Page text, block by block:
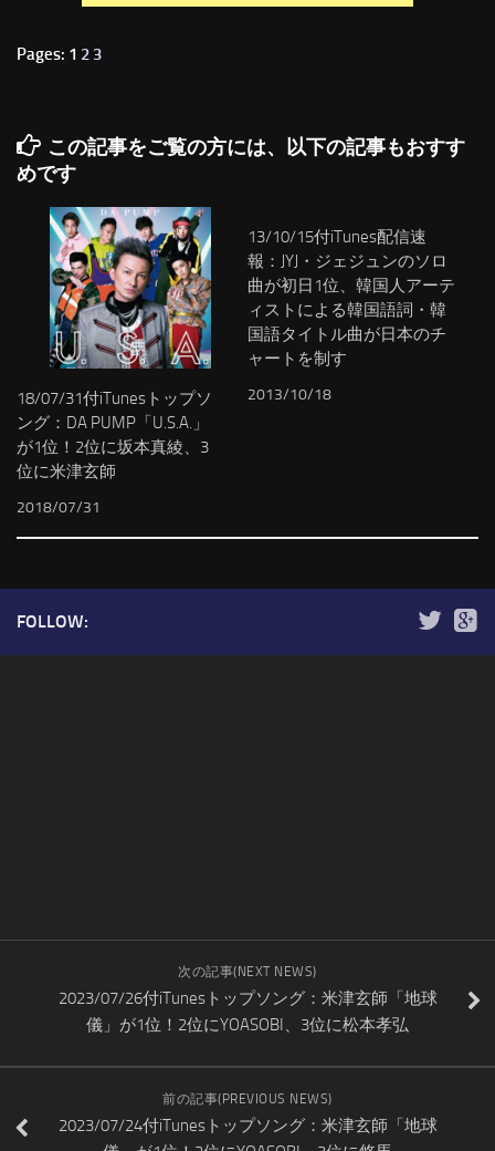
Pages: 1 2 3
この記事をご覧の方には、以下の記事もおすす
めです
18/07/31付iTunesトップソ
ング：DA PUMP「U.S.A.」
が1位！2位に坂本真綾、3
位に米津玄師
2018/07/31
13/10/15付iTunes配信速
報：JYJ・ジェジュンのソロ
曲が初日1位、韓国人アーテ
ィストによる韓国語詞・韓
国語タイトル曲が日本のチ
ャートを制す
2013/10/18
FOLLOW:
次の記事(NEXT NEWS)
2023/07/26付iTunesトップソング：米津玄師「地球
儀」が1位！2位にYOASOBI、3位に松本孝弘
前の記事(PREVIOUS NEWS)
2023/07/24付iTunesトップソング：米津玄師「地球